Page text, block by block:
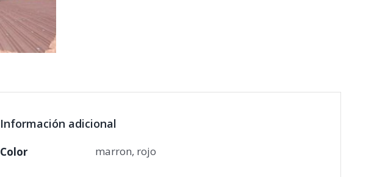
Información adicional
Color marron, rojo